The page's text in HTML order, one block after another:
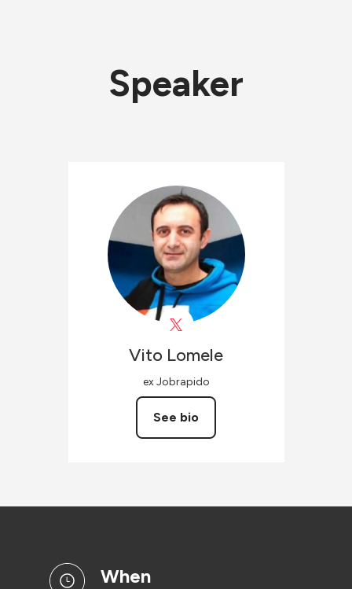
Speaker
Vito Lomele
ex Jobrapido
See bio
when